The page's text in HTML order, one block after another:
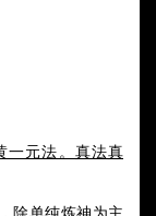
一元法。真法真